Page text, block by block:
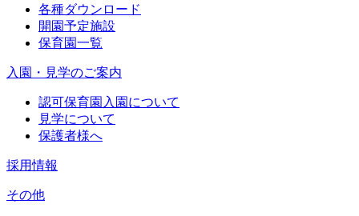
各種ダウンロード
開園予定施設
保育園一覧
入園・見学のご案内
認可保育園入園について
見学について
保護者様へ
採用情報
その他